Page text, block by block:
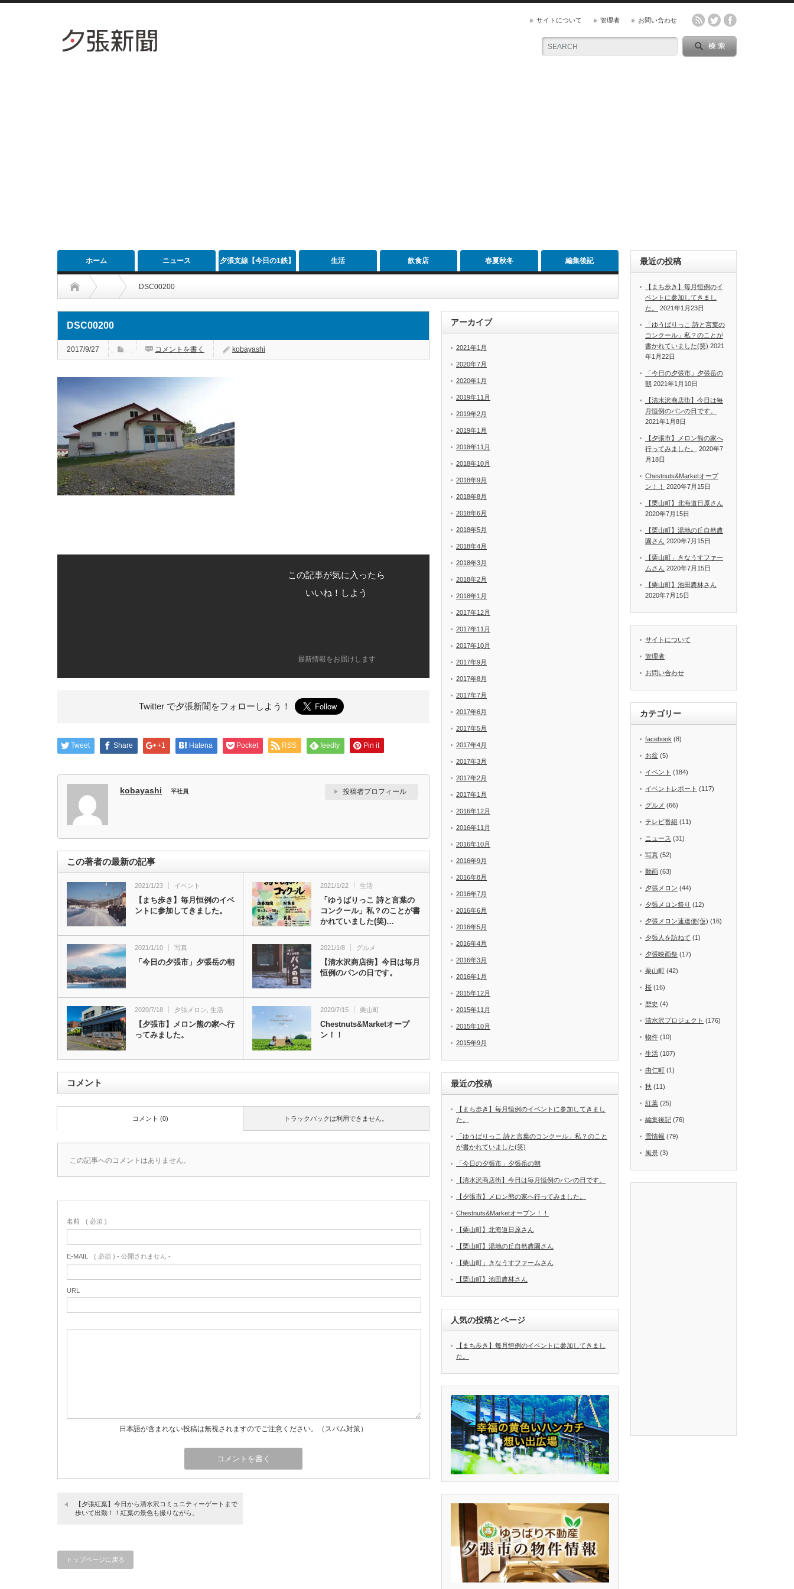
サイトについて 管理者 お問い合わせ
ホーム ニュース 夕張支線【今日の1鉄】 生活 飲食店 春夏秋冬 編集後記
DSC00200
DSC00200
2017/9/27 コメントを書く kobayashi
この記事が気に入ったら
いいね！しよう
最新情報をお届けします
Twitter で夕張新聞をフォローしよう！
Tweet Share +1 Hatena Pocket RSS feedly Pin it
kobayashi 平社員 投稿者プロフィール
この著者の最新の記事
2021/1/23 イベント
【まち歩き】毎月恒例のイベ
ントに参加してきました。
2021/1/22 生活
「ゆうばりっこ 詩と言葉の
コンクール」私？のことが書
かれていました(笑)…
2021/1/10 写真
「今日の夕張市」夕張岳の朝
2021/1/8 グルメ
【清水沢商店街】今日は毎月
恒例のパンの日です。
2020/7/18 夕張メロン 生活
【夕張市】メロン熊の家へ行
ってみました。
2020/7/15 栗山町
Chestnuts&Marketオープ
ン！！
コメント
トラックバックは利用できません。
コメント (0)
この記事へのコメントはありません。
名前 ( 必須 )
E-MAIL ( 必須 ) - 公開されません -
URL
日本語が含まれない投稿は無視されますのでご注意ください。（スパム対策）
【夕張紅葉】今日から清水沢コミュニティーゲートまで
歩いて出勤！！紅葉の景色も撮りながら。
トップページに戻る
アーカイブ
2021年1月
2020年7月
2020年1月
2019年11月
2019年2月
2019年1月
2018年11月
2018年10月
2018年9月
2018年8月
2018年6月
2018年5月
2018年4月
2018年3月
2018年2月
2018年1月
2017年12月
2017年11月
2017年10月
2017年9月
2017年8月
2017年7月
2017年6月
2017年5月
2017年4月
2017年3月
2017年2月
2017年1月
2016年12月
2016年11月
2016年10月
2016年9月
2016年8月
2016年7月
2016年6月
2016年5月
2016年4月
2016年3月
2016年1月
2015年12月
2015年11月
2015年10月
2015年9月
最近の投稿
【まち歩き】毎月恒例のイベントに参加してきまし
た。
「ゆうばりっこ 詩と言葉のコンクール」私？のこと
が書かれていました(笑)
「今日の夕張市」夕張岳の朝
【清水沢商店街】今日は毎月恒例のパンの日です。
【夕張市】メロン熊の家へ行ってみました。
Chestnuts&Marketオープン！！
【栗山町】北海道日原さん
【栗山町】湯地の丘自然農園さん
【栗山町」きなうすファームさん
【栗山町】池田農林さん
人気の投稿とページ
【まち歩き】毎月恒例のイベントに参加してきまし
た。
最近の投稿
【まち歩き】毎月恒例のイ
ベントに参加してきまし
た。
2021年1月23日
「ゆうばりっこ 詩と言葉の
コンクール」私？のことが
書かれていました(笑) 2021
年1月22日
「今日の夕張市」夕張岳の
朝 2021年1月10日
【清水沢商店街】今日は毎
月恒例のパンの日です。
2021年1月8日
【夕張市】メロン熊の家へ
行ってみました。
2020年7
月18日
Chestnuts&Marketオープ
ン！！
2020年7月15日
【栗山町】北海道日原さん
2020年7月15日
【栗山町】湯地の丘自然農
園さん 2020年7月15日
【栗山町」きなうすファー
ムさん 2020年7月15日
【栗山町】池田農林さん
2020年7月15日
サイトについて
管理者
お問い合わせ
カテゴリー
facebook (8)
お盆 (5)
イベント (184)
イベントレポート (117)
グルメ (66)
テレビ番組 (11)
ニュース (31)
写真 (52)
動画 (63)
夕張メロン (44)
夕張メロン祭り (12)
夕張メロン速達便(仮) (16)
夕張人を訪ねて (1)
夕張映画祭 (17)
栗山町 (42)
桜 (16)
歴史 (4)
清水沢プロジェクト (176)
物件 (10)
生活 (107)
由仁町 (1)
秋 (11)
紅葉 (25)
編集後記 (76)
雪情報 (79)
風景 (3)